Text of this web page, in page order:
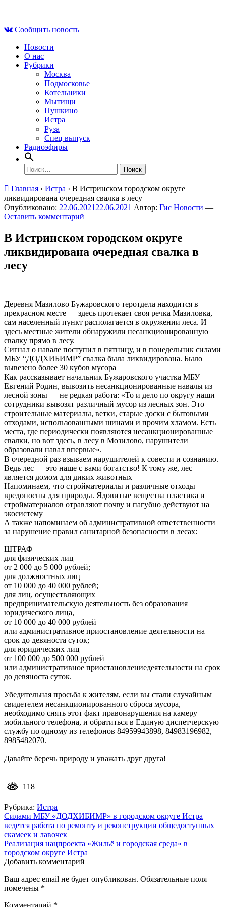
contentСообщить новость
Новости
О нас
Рубрики
Москва
Подмосковье
Котельники
Мытищи
Пушкино
Истра
Руза
Спец выпуск
Радиоэфиры
Найти:
Главная › Истра › В Истринском городском округе
ликвидирована очередная свалка в лесу
Опубликовано: 22.06.2021 22.06.2021 Автор: Гис Новости —
Оставить комментарий
В Истринском городском округе
ликвидирована очередная свалка в
лесу
Деревня Мазилово Бужаровского теротдела находится в
прекрасном месте — здесь протекает своя речка Мазиловка,
сам населенный пункт располагается в окружении леса. И
здесь местные жители обнаружили несанкционированную
свалку прямо в лесу.
Сигнал о навале поступил в пятницу, и в понедельник силами
МБУ “ДОДХИБИМР” свалка была ликвидирована. Было
вывезено более 30 кубов мусора
Как рассказывает начальник Бужаровского участка МБУ
Евгений Родин, вывозить несанкционированные навалы из
лесной зоны — не редкая работа: «То и дело по округу наши
сотрудники вывозят различный мусор из лесных зон. Это
строительные материалы, ветки, старые доски с бытовыми
отходами, использованными шинами и прочим хламом. Есть
места, где периодически появляются несанкционированные
свалки, но вот здесь, в лесу в Мозилово, нарушители
образовали навал впервые».
В очередной раз взываем нарушителей к совести и сознанию.
Ведь лес — это наше с вами богатство! К тому же, лес
является домом для диких животных
Напоминаем, что стройматериалы и различные отходы
вредоносны для природы. Ядовитые вещества пластика и
стройматериалов отравляют почву и пагубно действуют на
экосистему
А также напоминаем об административной ответственности
за нарушение правил санитарной безопасности в лесах:
ШТРАФ
для физических лиц
от 2 000 до 5 000 рублей;
для должностных лиц
от 10 000 до 40 000 рублей;
для лиц, осуществляющих
предпринимательскую деятельность без образования
юридического лица,
от 10 000 до 40 000 рублей
или административное приостановление деятельности на
срок до девяноста суток;
для юридических лиц
от 100 000 до 500 000 рублей
или административное приостановлениедеятельности на срок
до девяноста суток.
Убедительная просьба к жителям, если вы стали случайным
свидетелем несанкционированного сброса мусора,
необходимо снять этот факт правонарушения на камеру
мобильного телефона, и обратиться в Единую диспетчерскую
службу по одному из телефонов 84959943898, 84983196982,
8985482070.
Давайте беречь природу и уважать друг друга!
118
Рубрика: Истра
Навигация
по
записям
Силами МБУ «ДОДХИБИМР» в городском округе Истра
ведется работа по ремонту и реконструкции общедоступных
скамеек и лавочек
Реализация нацпроекта «Жильё и городская среда» в
городском округе Истра
Добавить комментарий
Ваш адрес email не будет опубликован. Обязательные поля
помечены *
Комментарий *